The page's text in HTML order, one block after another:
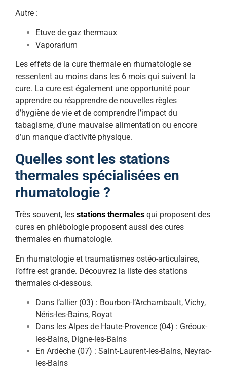
Autre :
Etuve de gaz thermaux
Vaporarium
Les effets de la cure thermale en rhumatologie se
ressentent au moins dans les 6 mois qui suivent la
cure. La cure est également une opportunité pour
apprendre ou réapprendre de nouvelles règles
d’hygiène de vie et de comprendre l’impact du
tabagisme, d’une mauvaise alimentation ou encore
d’un manque d’activité physique.
Quelles sont les stations
thermales spécialisées en
rhumatologie ?
Très souvent, les stations thermales qui proposent des
cures en phlébologie proposent aussi des cures
thermales en rhumatologie.
En rhumatologie et traumatismes ostéo-articulaires,
l’offre est grande. Découvrez la liste des stations
thermales ci-dessous.
Dans l’allier (03) : Bourbon-l’Archambault, Vichy,
Néris-les-Bains, Royat
Dans les Alpes de Haute-Provence (04) : Gréoux-
les-Bains, Digne-les-Bains
En Ardèche (07) : Saint-Laurent-les-Bains, Neyrac-
les-Bains